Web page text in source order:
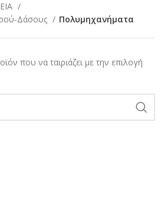
Δάσους
Πολυμηχανήματα
που να ταιριάζει με την επιλογή